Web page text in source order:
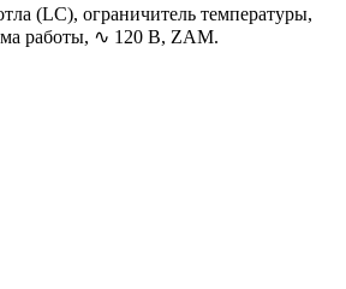
(LC), ограничитель температуры,
работы, ∿ 120 В, ZAM.